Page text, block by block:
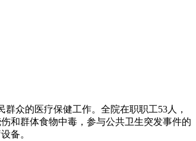
众的医疗保健工作。全院在职职工53人，
和群体食物中毒，参与公共卫生突发事件的
备。